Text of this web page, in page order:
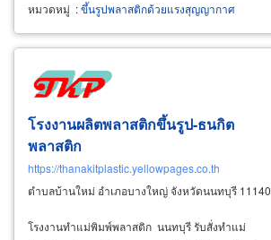
หมวดหมู่ :ขึ้นรูปพลาสติกด้วยแรงสุญญากาศ
โรงงานผลิตพลาสติกขึ้นรูป-ธนกิต
พลาสติก
https://thanakitplastic.yellowpages.co.th
ตำบลบ้านใหม่ อำเภอบางใหญ่ จังหวัดนนทบุรี 11140
โรงงานทำแม่พิมพ์พลาสติก นนทบุรี รับสั่งทำแม่